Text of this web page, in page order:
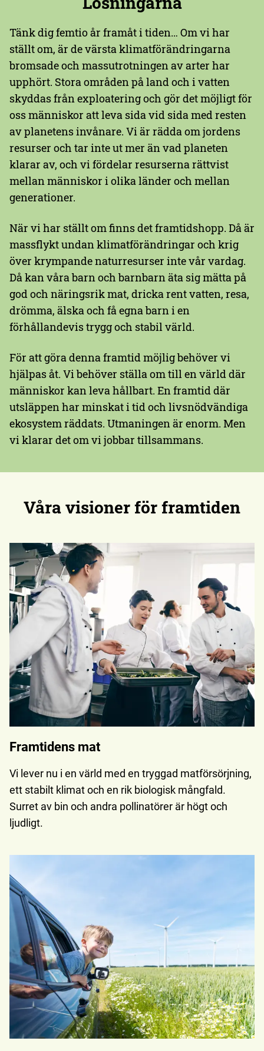
Tänk dig femtio år framåt i tiden… Om vi har
ställt om, är de värsta klimatförändringarna
bromsade och massutrotningen av arter har
upphört. Stora områden på land och i vatten
skyddas från exploatering och gör det möjligt för
oss människor att leva sida vid sida med resten
av planetens invånare. Vi är rädda om jordens
resurser och tar inte ut mer än vad planeten
klarar av, och vi fördelar resurserna rättvist
mellan människor i olika länder och mellan
generationer.
När vi har ställt om finns det framtidshopp. Då är
massflykt undan klimatförändringar och krig
över krympande naturresurser inte vår vardag.
Då kan våra barn och barnbarn äta sig mätta på
god och näringsrik mat, dricka rent vatten, resa,
drömma, älska och få egna barn i en
förhållandevis trygg och stabil värld.
För att göra denna framtid möjlig behöver vi
hjälpas åt. Vi behöver ställa om till en värld där
människor kan leva hållbart. En framtid där
utsläppen har minskat i tid och livsnödvändiga
ekosystem räddats. Utmaningen är enorm. Men
vi klarar det om vi jobbar tillsammans.
Våra visioner för framtiden
Framtidens mat
Vi lever nu i en värld med en tryggad matförsörjning,
ett stabilt klimat och en rik biologisk mångfald.
Surret av bin och andra pollinatörer är högt och
ljudligt.